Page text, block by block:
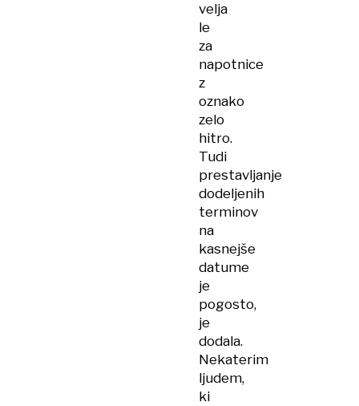
velja
le
za
napotnice
z
oznako
zelo
hitro.
Tudi
prestavljanje
dodeljenih
terminov
na
kasnejše
datume
je
pogosto,
je
dodala.
Nekaterim
ljudem,
ki